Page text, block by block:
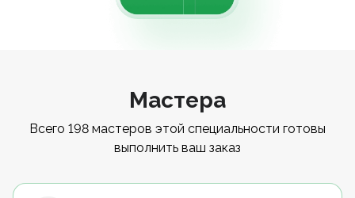
Мастера
Всего 198 мастеров этой специальности готовы
выполнить ваш заказ